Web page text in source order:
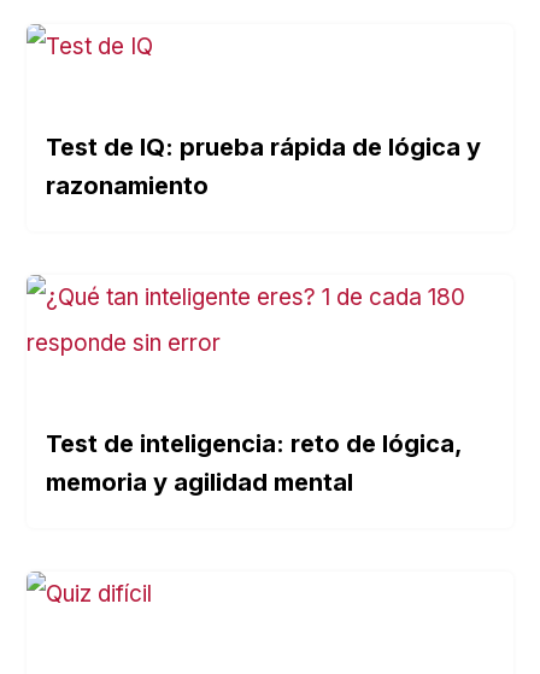
Test de IQ: prueba rápida de lógica y
razonamiento
Test de inteligencia: reto de lógica,
memoria y agilidad mental